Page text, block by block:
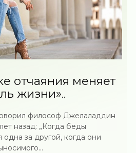
отчаяния меняет
жизни»..
философ Джелаладдин
назад: „Когда беды
одна за другой, когда они